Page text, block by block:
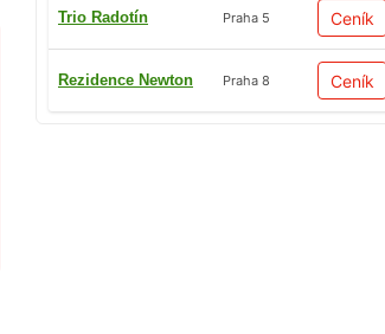
Trio Radotín Praha 5 Ceník
Rezidence Newton Praha 8 Ceník